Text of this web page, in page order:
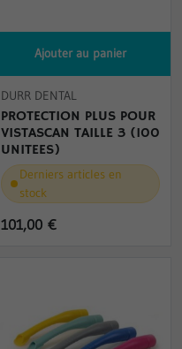
Ajouter au panier
DURR DENTAL
PROTECTION PLUS POUR
VISTASCAN TAILLE 3 (100
UNITEES)
Derniers articles en
stock
101,00 €